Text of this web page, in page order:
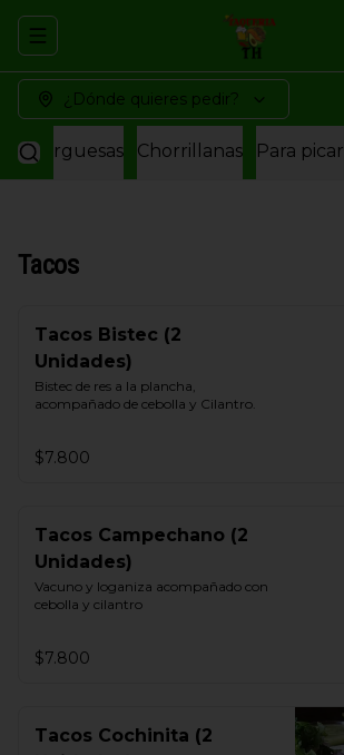
Abrir menu de navegación
¿Dónde quieres pedir?
Chorrillanas Para picar
Tacos
Tacos Bistec (2
Unidades)
Bistec de res a la plancha,
acompañado de cebolla y Cilantro.
$7.800
Tacos Campechano (2
Unidades)
Vacuno y loganiza acompañado con
cebolla y cilantro
$7.800
Tacos Cochinita (2